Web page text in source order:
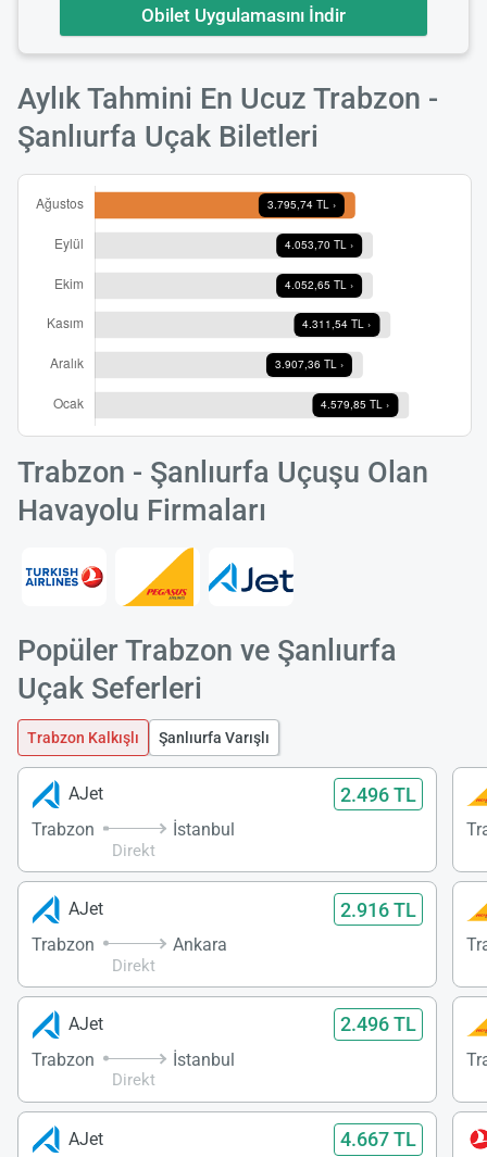
Obilet Uygulamasını İndir
Aylık Tahmini En Ucuz Trabzon -
Şanlıurfa Uçak Biletleri
Trabzon - Şanlıurfa Uçuşu Olan
Havayolu Firmaları
Popüler Trabzon ve Şanlıurfa
Uçak Seferleri
Trabzon Kalkışlı Şanlıurfa Varışlı
AJet 2.496 TL
Trabzon
Direkt
İstanbul
AJet 2.916 TL
Trabzon
Direkt
Ankara
AJet 2.496 TL
Trabzon
Direkt
İstanbul
AJet 4.667 TL